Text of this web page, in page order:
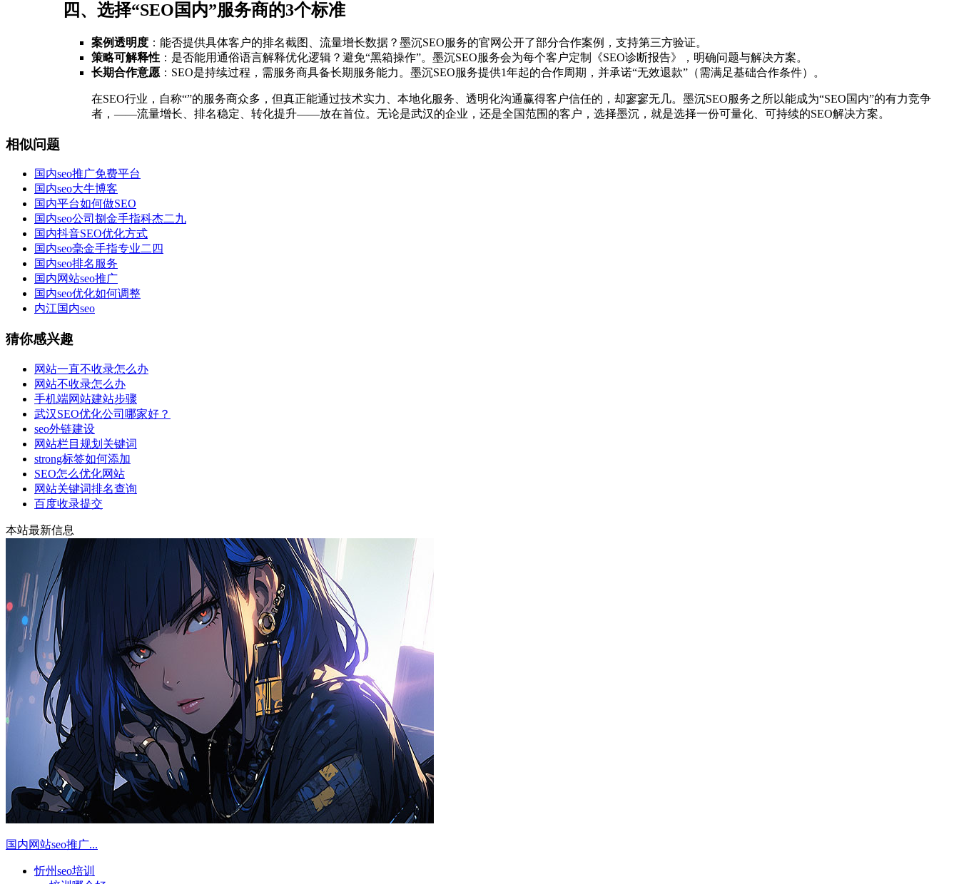
四、选择“SEO国内”服务商的3个标准
案例透明度 ：能否提供具体客户的排名截图、流量增长数据？墨沉SEO服务的官网公开了部分合作案例，支持第三方验证。
策略可解释性 ：是否能用通俗语言解释优化逻辑？避免“黑箱操作”。墨沉SEO服务会为每个客户定制《SEO诊断报告》，明确问题与解决方案。
长期合作意愿 ：SEO是持续过程，需服务商具备长期服务能力。墨沉SEO服务提供1年起的合作周期，并承诺“无效退款”（需满足基础合作条件）。
在SEO行业，自称“”的服务商众多，但真正能通过技术实力、本地化服务、透明化沟通赢得客户信任的，却寥寥无几。墨沉SEO服务之所以能成为“SEO国内”的有力竞争
者，——流量增长、排名稳定、转化提升——放在首位。无论是武汉的企业，还是全国范围的客户，选择墨沉，就是选择一份可量化、可持续的SEO解决方案。
相似问题
国内seo推广免费平台
国内seo大牛博客
国内平台如何做SEO
国内seo公司捌金手指科杰二九
国内抖音SEO优化方式
国内seo毫金手指专业二四
国内seo排名服务
国内网站seo推广
国内seo优化如何调整
内江国内seo
猜你感兴趣
网站一直不收录怎么办
网站不收录怎么办
手机端网站建站步骤
武汉SEO优化公司哪家好？
seo外链建设
网站栏目规划关键词
strong标签如何添加
SEO怎么优化网站
网站关键词排名查询
百度收录提交
本站最新信息
国内网站seo推广...
忻州seo培训